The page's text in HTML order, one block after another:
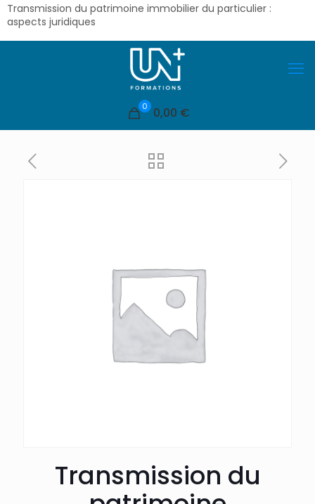
Transmission du patrimoine immobilier du particulier :
aspects juridiques
0 0,00 €
Transmission du